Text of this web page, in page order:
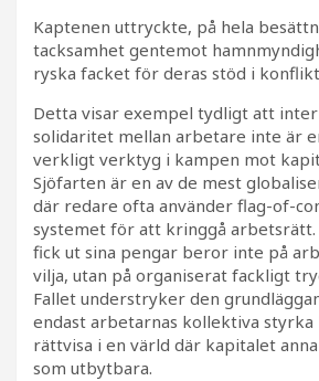
Kaptenen uttryckte, på hela
tacksamhet gentemot
ryska facket för deras stöd i
Detta visar exempel tydligt att
solidaritet mellan arbetare inte är
verkligt verktyg i kampen mot
Sjöfarten är en av de mest
där redare ofta använder flag-of-
systemet för att kringgå
fick ut sina pengar beror inte på
vilja, utan på organiserat fackligt
Fallet understryker den
endast arbetarnas kollektiva styrka
rättvisa i en värld där kapitalet
som utbytbara.